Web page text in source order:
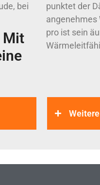
bei
Mit
punktet der
angenehmes
pro ist sein